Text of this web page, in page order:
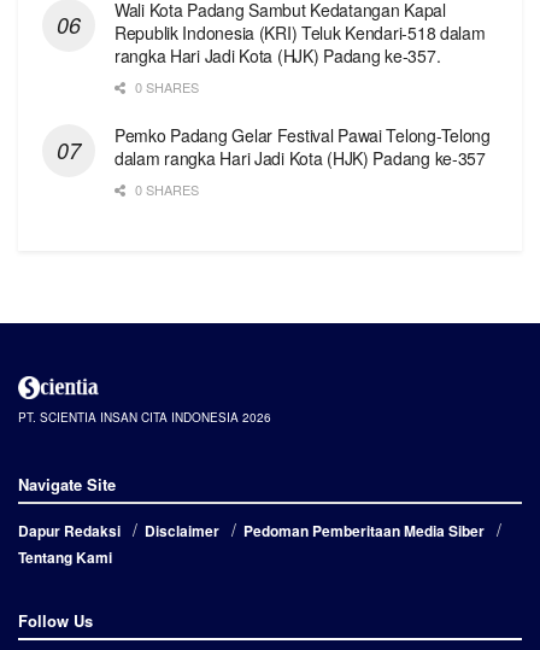
Wali Kota Padang Sambut Kedatangan Kapal
Republik Indonesia (KRI) Teluk Kendari-518 dalam
rangka Hari Jadi Kota (HJK) Padang ke-357.
0 SHARES
Pemko Padang Gelar Festival Pawai Telong-Telong
dalam rangka Hari Jadi Kota (HJK) Padang ke-357
0 SHARES
PT. SCIENTIA INSAN CITA INDONESIA 2026
Navigate Site
Dapur Redaksi Disclaimer
Pedoman Pemberitaan Media Siber
Tentang Kami
Follow Us